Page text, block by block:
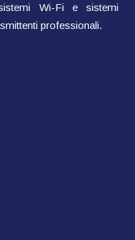
Wi-Fi e sistemi
professionali.